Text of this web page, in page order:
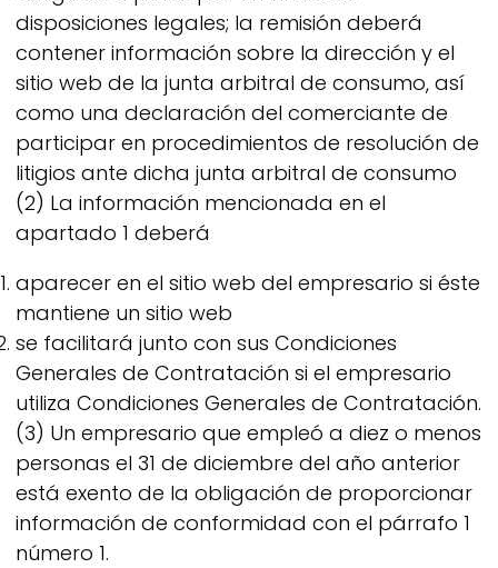
disposiciones legales; la remisión deberá
contener información sobre la dirección y el
sitio web de la junta arbitral de consumo, así
como una declaración del comerciante de
participar en procedimientos de resolución de
litigios ante dicha junta arbitral de consumo
(2) La información mencionada en el
apartado 1 deberá
aparecer en el sitio web del empresario si éste
mantiene un sitio web
se facilitará junto con sus Condiciones
Generales de Contratación si el empresario
utiliza Condiciones Generales de Contratación.
(3) Un empresario que empleó a diez o menos
personas el 31 de diciembre del año anterior
está exento de la obligación de proporcionar
información de conformidad con el párrafo 1
número 1.